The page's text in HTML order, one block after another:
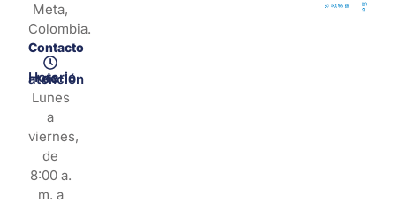
Meta,
Colombia.
Contacto
Horario de atención
Lunes
a
viernes,
de
8:00 a.
m. a